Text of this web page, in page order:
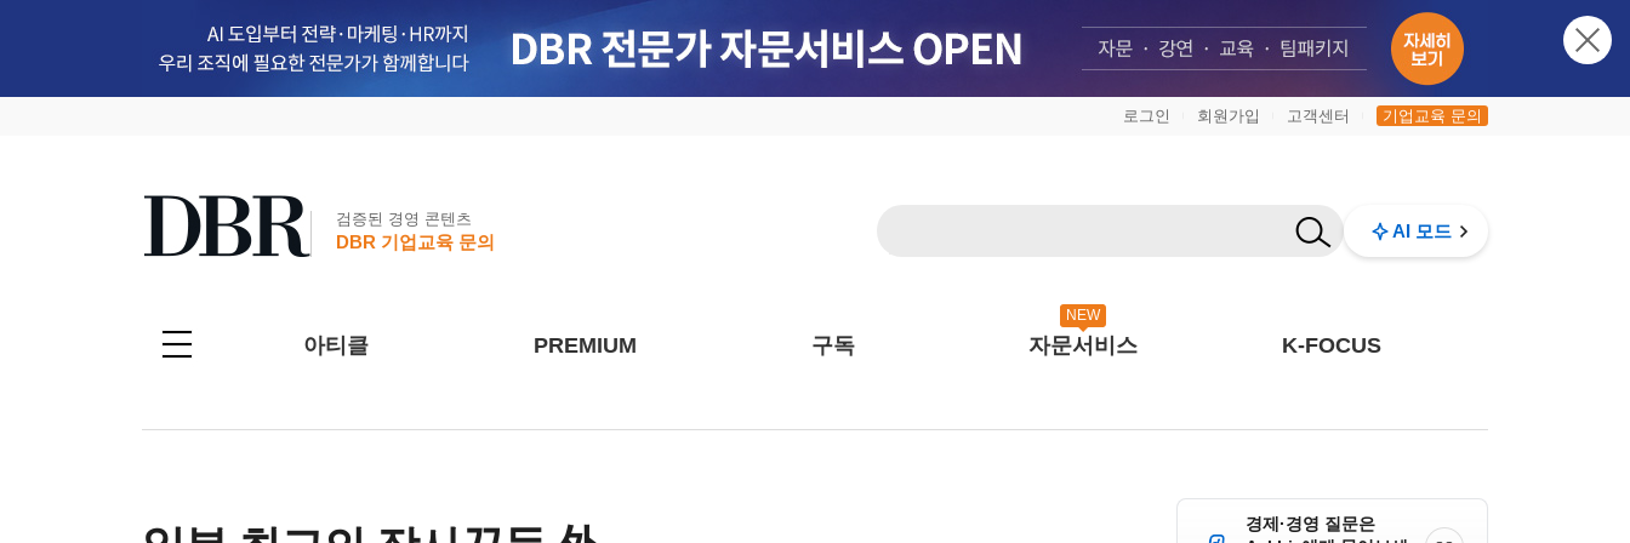
로그인 회원가입 고객센터 기업교육 문의
검증된 경영 콘텐츠
DBR 기업교육 문의
AI 모드
아티클 PREMIUM 구독
NEW
자문서비스 K-FOCUS
경제·경영 질문은